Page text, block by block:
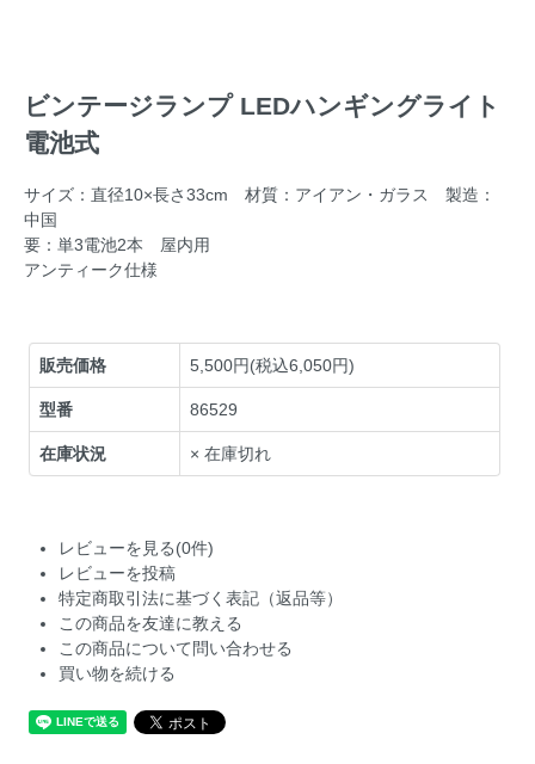
ビンテージランプ LEDハンギングライト
電池式
サイズ：直径10×長さ33cm 材質：アイアン・ガラス 製造：
中国
要：単3電池2本 屋内用
アンティーク仕様
販売価格 5,500円(税込6,050円)
型番 86529
在庫状況 × 在庫切れ
レビューを見る(0件)
レビューを投稿
特定商取引法に基づく表記（返品等）
この商品を友達に教える
この商品について問い合わせる
買い物を続ける